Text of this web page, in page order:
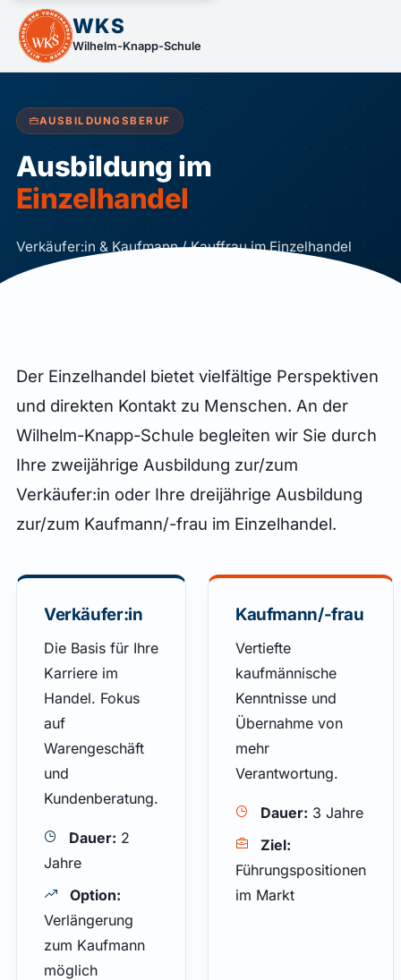
WKS
Wilhelm-Knapp-Schule
AUSBILDUNGSBERUF
Ausbildung im
Einzelhandel
Verkäufer:in & Kaufmann / Kauffrau im Einzelhandel
Der Einzelhandel bietet vielfältige Perspektiven
und direkten Kontakt zu Menschen. An der
Wilhelm-Knapp-Schule begleiten wir Sie durch
Ihre zweijährige Ausbildung zur/zum
Verkäufer:in oder Ihre dreijährige Ausbildung
zur/zum Kaufmann/-frau im Einzelhandel.
Verkäufer:in
Die Basis für Ihre
Karriere im
Handel. Fokus
auf
Warengeschäft
und
Kundenberatung.
Dauer: 2
Jahre
Option:
Verlängerung
zum Kaufmann
möglich
Kaufmann/-frau
Vertiefte
kaufmännische
Kenntnisse und
Übernahme von
mehr
Verantwortung.
Dauer: 3 Jahre
Ziel:
Führungspositionen
im Markt